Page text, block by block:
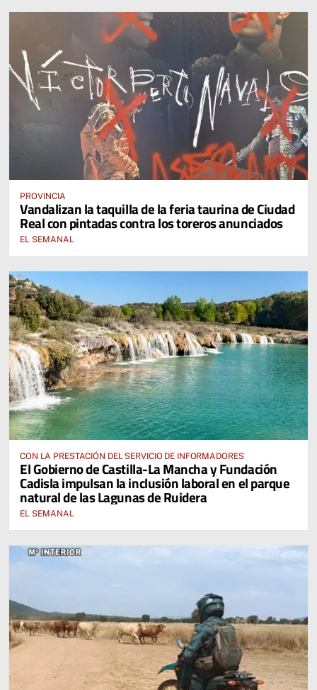
PROVINCIA
Vandalizan la taquilla de la feria taurina de Ciudad
Real con pintadas contra los toreros anunciados
EL SEMANAL
CON LA PRESTACIÓN DEL SERVICIO DE INFORMADORES
El Gobierno de Castilla-La Mancha y Fundación
Cadisla impulsan la inclusión laboral en el parque
natural de las Lagunas de Ruidera
EL SEMANAL